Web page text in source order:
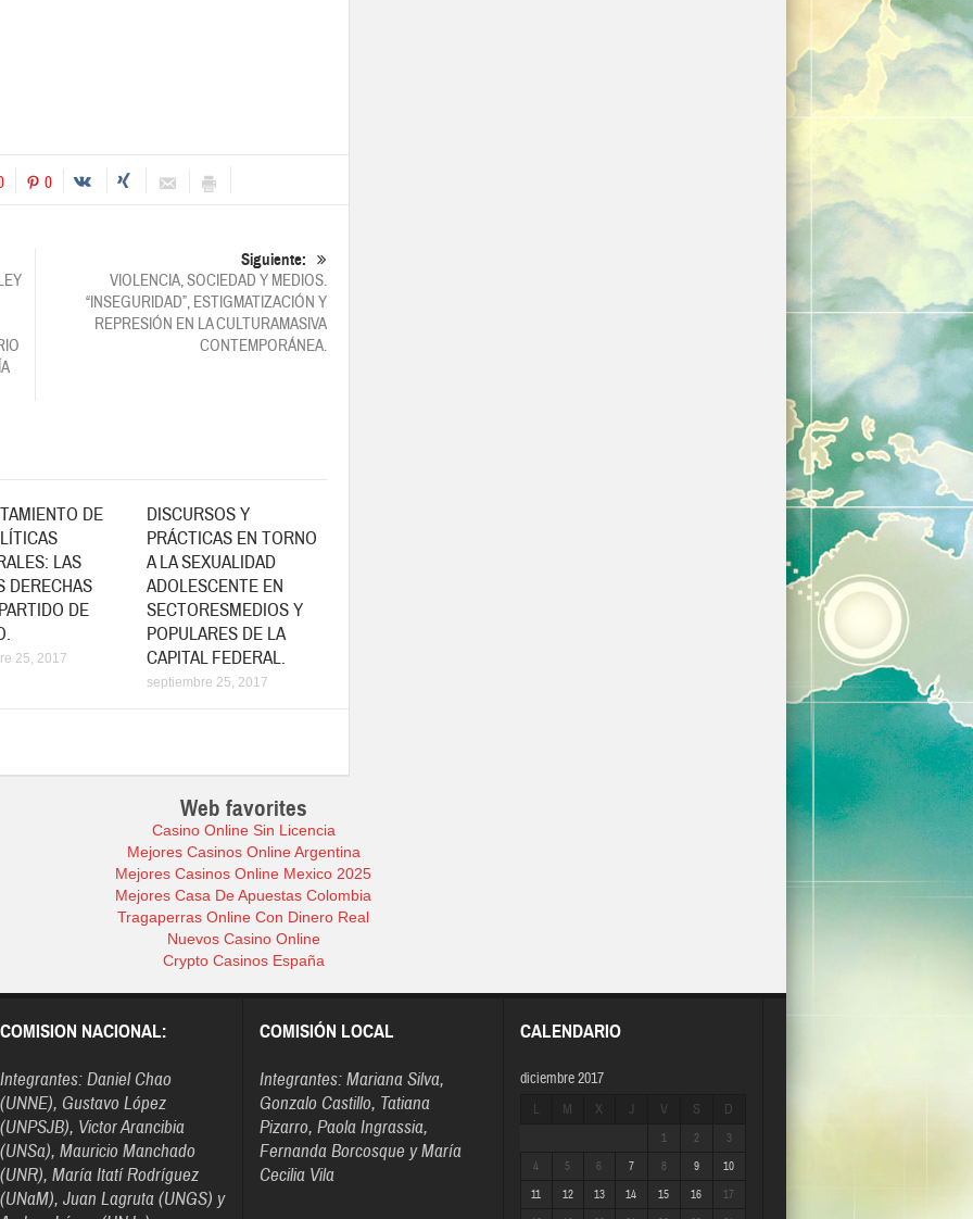
0
Siguiente:
VIOLENCIA, SOCIEDAD Y MEDIOS.
“INSEGURIDAD”, ESTIGMATIZACIÓN Y
REPRESIÓN EN LA CULTURAMASIVA
CONTEMPORÁNEA.
DE
LAS
DERECHAS
DE
25, 2017
DISCURSOS Y
PRÁCTICAS EN TORNO
A LA SEXUALIDAD
ADOLESCENTE EN
SECTORESMEDIOS Y
POPULARES DE LA
CAPITAL FEDERAL.
septiembre 25, 2017
Web favorites
Casino Online Sin Licencia
Mejores Casinos Online Argentina
Mejores Casinos Online Mexico 2025
Mejores Casa De Apuestas Colombia
Tragaperras Online Con Dinero Real
Nuevos Casino Online
Crypto Casinos España
COMISION NACIONAL:
Integrantes: Daniel Chao
(UNNE), Gustavo López
(UNPSJB), Victor Arancibia
(UNSa), Mauricio Manchado
(UNR), María Itatí Rodríguez
(UNaM), Juan Lagruta (UNGS) y
COMISIÓN LOCAL
Integrantes: Mariana Silva,
Gonzalo Castillo, Tatiana
Pizarro, Paola Ingrassia,
Fernanda Borcosque y María
Cecilia Vila
CALENDARIO
diciembre 2017
L M X J V S D
1 2
3
4
5 6 7 8 9
10
11
12 13 14 15 16
17